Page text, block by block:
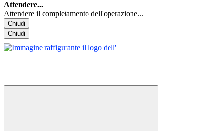
Attendere...
Attendere il completamento dell'operazione...
Chiudi
Chiudi